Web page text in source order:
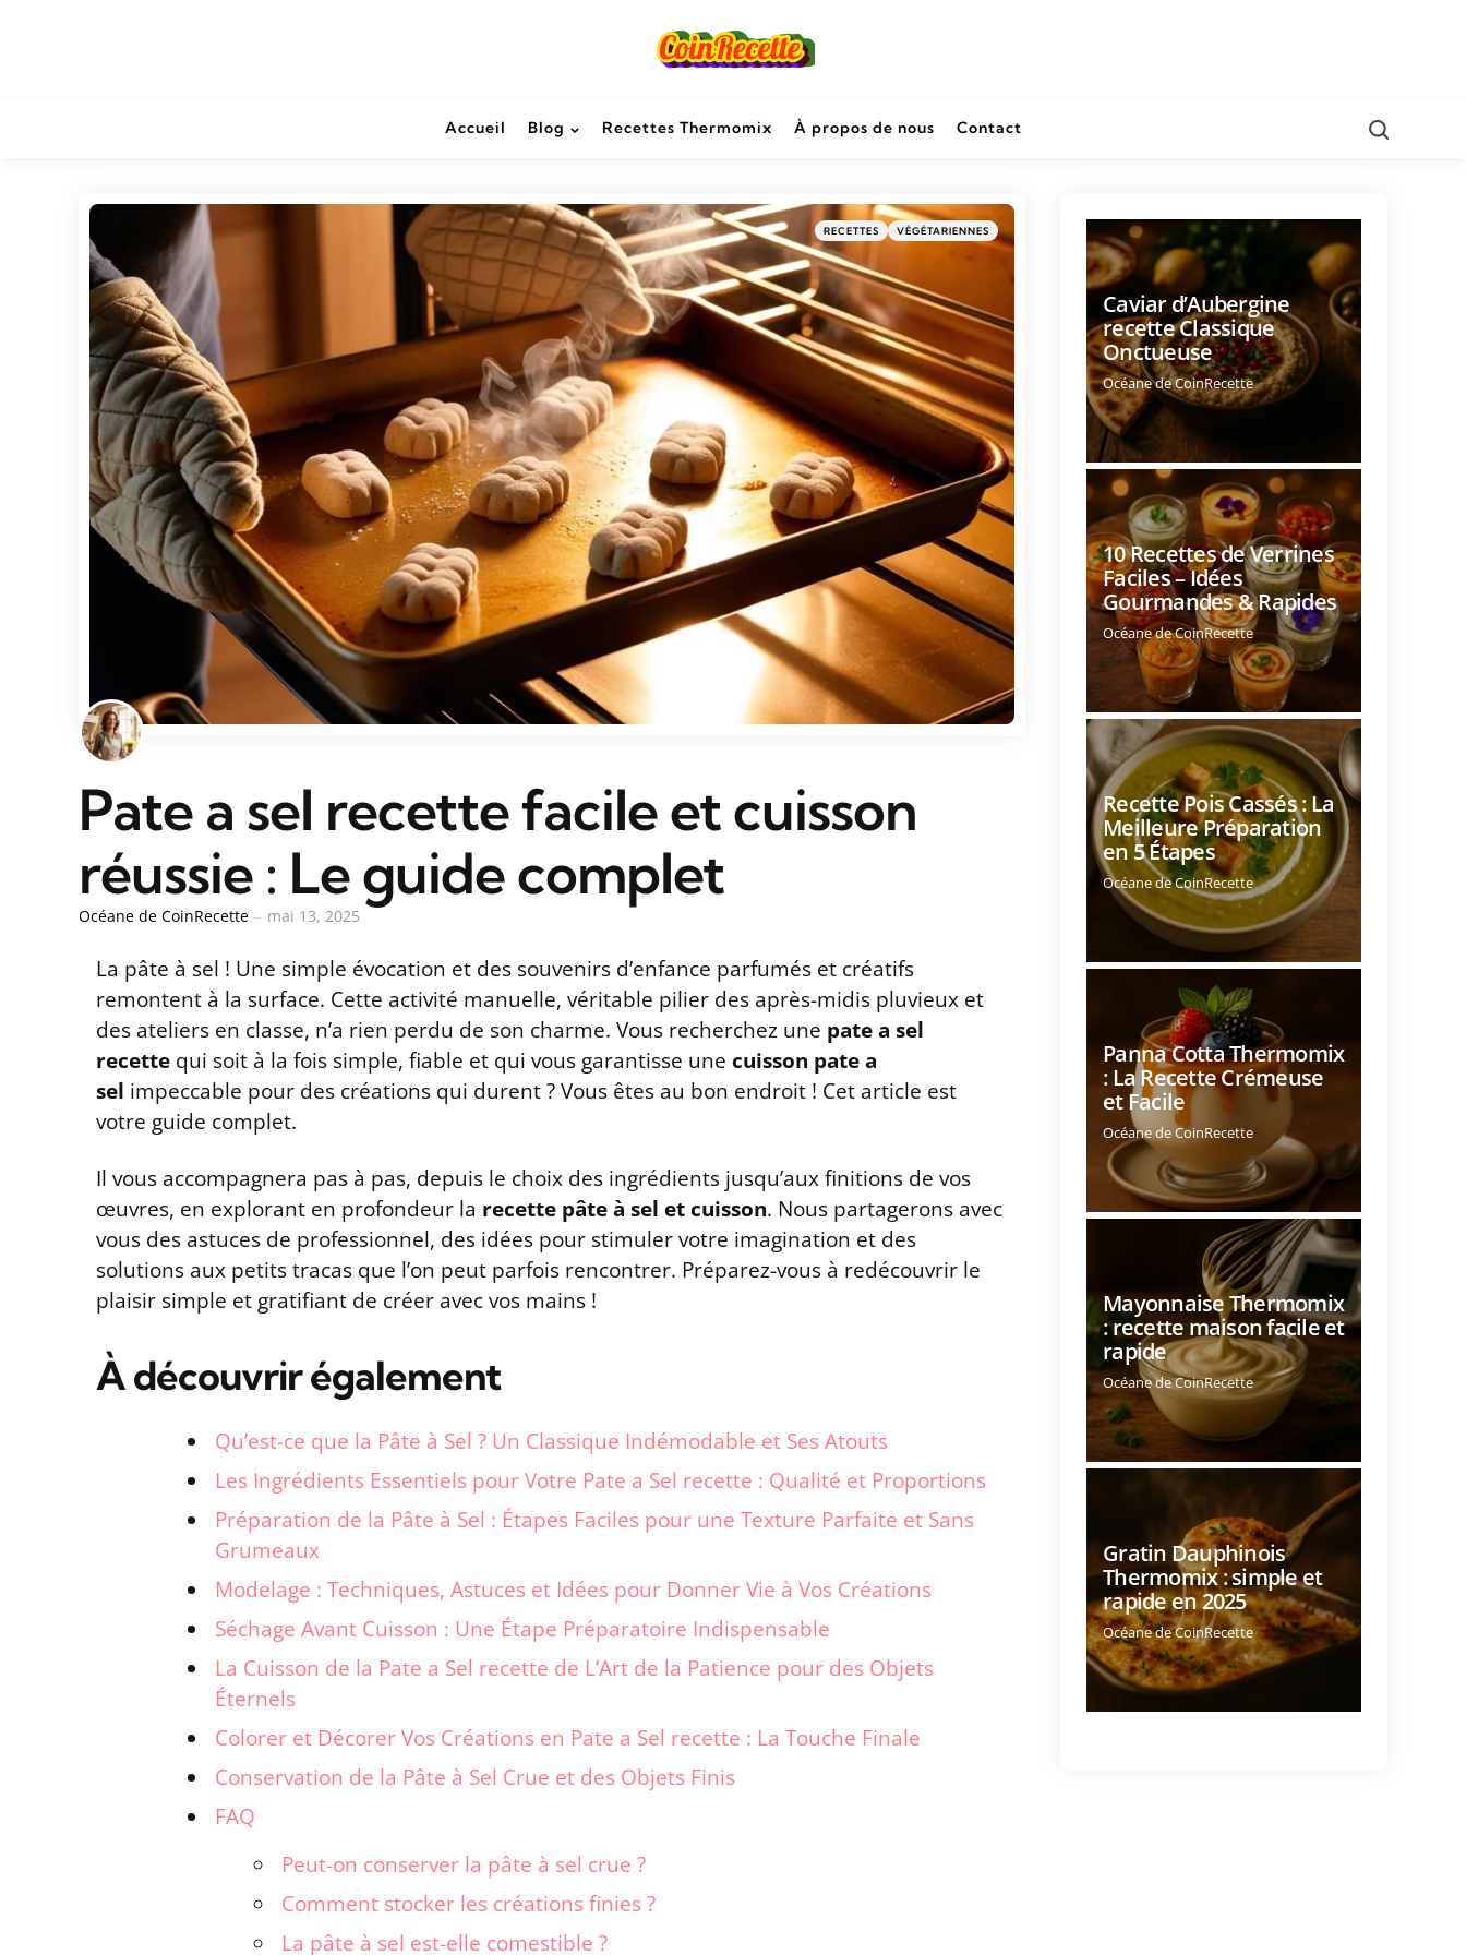
Accueil Blog Recettes Thermomix À propos de nous Contact
RECETTES VÉGÉTARIENNES
Pate a sel recette facile et cuisson
réussie : Le guide complet
Océane de CoinRecette mai 13, 2025
La pâte à sel ! Une simple évocation et des souvenirs d’enfance parfumés et créatifs
remontent à la surface. Cette activité manuelle, véritable pilier des après-midis pluvieux et
des ateliers en classe, n’a rien perdu de son charme. Vous recherchez une pate a sel
recette qui soit à la fois simple, fiable et qui vous garantisse une cuisson pate a
sel impeccable pour des créations qui durent ? Vous êtes au bon endroit ! Cet article est
votre guide complet.
Il vous accompagnera pas à pas, depuis le choix des ingrédients jusqu’aux finitions de vos
œuvres, en explorant en profondeur la recette pâte à sel et cuisson. Nous partagerons avec
vous des astuces de professionnel, des idées pour stimuler votre imagination et des
solutions aux petits tracas que l’on peut parfois rencontrer. Préparez-vous à redécouvrir le
plaisir simple et gratifiant de créer avec vos mains !
À découvrir également
Qu’est-ce que la Pâte à Sel ? Un Classique Indémodable et Ses Atouts
Les Ingrédients Essentiels pour Votre Pate a Sel recette : Qualité et Proportions
Préparation de la Pâte à Sel : Étapes Faciles pour une Texture Parfaite et Sans
Grumeaux
Modelage : Techniques, Astuces et Idées pour Donner Vie à Vos Créations
Séchage Avant Cuisson : Une Étape Préparatoire Indispensable
La Cuisson de la Pate a Sel recette de L’Art de la Patience pour des Objets
Éternels
Colorer et Décorer Vos Créations en Pate a Sel recette : La Touche Finale
Conservation de la Pâte à Sel Crue et des Objets Finis
FAQ
Peut-on conserver la pâte à sel crue ?
Comment stocker les créations finies ?
La pâte à sel est-elle comestible ?
Caviar d’Aubergine
recette Classique
Onctueuse
Océane de CoinRecette
10 Recettes de Verrines
Faciles – Idées
Gourmandes & Rapides
Océane de CoinRecette
Recette Pois Cassés : La
Meilleure Préparation
en 5 Étapes
Océane de CoinRecette
Panna Cotta Thermomix
: La Recette Crémeuse
et Facile
Océane de CoinRecette
Mayonnaise Thermomix
: recette maison facile et
rapide
Océane de CoinRecette
Gratin Dauphinois
Thermomix : simple et
rapide en 2025
Océane de CoinRecette